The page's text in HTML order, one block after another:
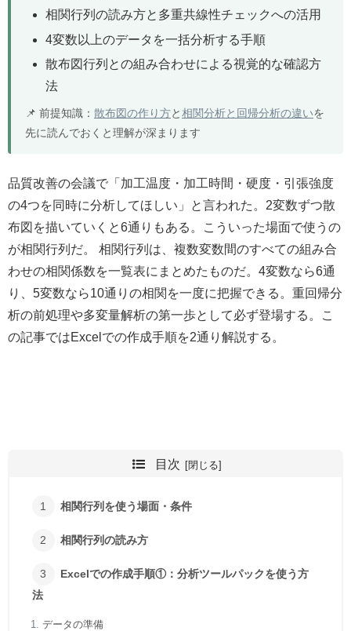
相関行列の読み方と多重共線性チェックへの活用
4変数以上のデータを一括分析する手順
散布図行列との組み合わせによる視覚的な確認方
法
📌 前提知識： 散布図の作り方と相関分析と回帰分析の違いを
先に読んでおくと理解が深まります
品質改善の会議で「加工温度・加工時間・硬度・引張強度
の4つを同時に分析してほしい」と言われた。2変数ずつ散
布図を描いていくと6通りもある。こういった場面で使うの
が相関行列だ。 相関行列は、複数変数間のすべての組み合
わせの相関係数を一覧表にまとめたものだ。4変数なら6通
り、5変数なら10通りの相関を一度に把握できる。重回帰分
析の前処理や多変量解析の第一歩として必ず登場する。こ
の記事ではExcelでの作成手順を2通り解説する。
目次
相関行列を使う場面・条件
相関行列の読み方
Excelでの作成手順①：分析ツールパックを使う方
法
データの準備